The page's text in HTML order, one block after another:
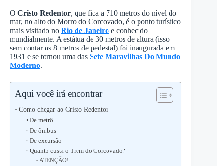
O Cristo Redentor, que fica a 710 metros do nível do
mar, no alto do Morro do Corcovado, é o ponto turístico
mais visitado no Rio de Janeiro e conhecido
mundialmente. A estátua de 30 metros de altura (isso
sem contar os 8 metros de pedestal) foi inaugurada em
1931 e se tornou uma das Sete Maravilhas Do Mundo
Moderno.
Aqui você irá encontrar
Como chegar ao Cristo Redentor
De metrô
De ônibus
De excursão
Quanto custa o Trem do Corcovado?
ATENÇÃO!